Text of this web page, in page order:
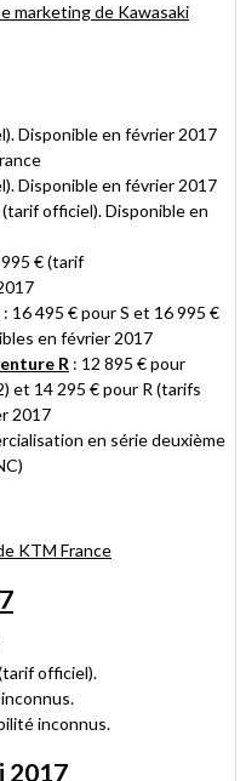
marketing de Kawasaki
Disponible en février 2017
Disponible en février 2017
officiel). Disponible en
€(tarif
: 16 495 € pour S et 16 995 €
en février 2017
R : 12 895 € pour
et 14 295 € pour R (tarifs
2017
en série deuxième
KTM France
officiel).
inconnus.
2017